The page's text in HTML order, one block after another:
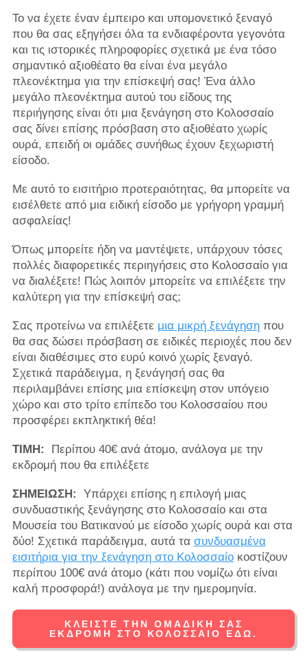
Το να έχετε έναν έμπειρο και υπομονετικό ξεναγό
που θα σας εξηγήσει όλα τα ενδιαφέροντα γεγονότα
και τις ιστορικές πληροφορίες σχετικά με ένα τόσο
σημαντικό αξιοθέατο θα είναι ένα μεγάλο
πλεονέκτημα για την επίσκεψή σας! Ένα άλλο
μεγάλο πλεονέκτημα αυτού του είδους της
περιήγησης είναι ότι μια ξενάγηση στο Κολοσσαίο
σας δίνει επίσης πρόσβαση στο αξιοθέατο χωρίς
ουρά, επειδή οι ομάδες συνήθως έχουν ξεχωριστή
είσοδο.
Με αυτό το εισιτήριο προτεραιότητας, θα μπορείτε να
εισέλθετε από μια ειδική είσοδο με γρήγορη γραμμή
ασφαλείας!
Όπως μπορείτε ήδη να μαντέψετε, υπάρχουν τόσες
πολλές διαφορετικές περιηγήσεις στο Κολοσσαίο για
να διαλέξετε! Πώς λοιπόν μπορείτε να επιλέξετε την
καλύτερη για την επίσκεψή σας;
Σας προτείνω να επιλέξετε μια μικρή ξενάγησηπου
θα σας δώσει πρόσβαση σε ειδικές περιοχές που δεν
είναι διαθέσιμες στο ευρύ κοινό χωρίς ξεναγό.
Σχετικά παράδειγμα, η ξενάγησή σας θα
περιλαμβάνει επίσης μια επίσκεψη στον υπόγειο
χώρο και στο τρίτο επίπεδο του Κολοσσαίου που
προσφέρει εκπληκτική θέα!
ΤΙΜΗ:
Περίπου 40€ ανά άτομο, ανάλογα με την
εκδρομή που θα επιλέξετε
ΣΗΜΕΙΩΣΗ: Υπάρχει επίσης η επιλογή μιας
συνδυαστικής ξενάγησης στο Κολοσσαίο και στα
Μουσεία του Βατικανού με είσοδο χωρίς ουρά και στα
δύο! Σχετικά παράδειγμα, αυτά τα συνδυασμένα
εισιτήρια για την ξενάγηση στο Κολοσσαίοκοστίζουν
περίπου 100€ ανά άτομο (κάτι που νομίζω ότι είναι
καλή προσφορά!) ανάλογα με την ημερομηνία.
ΚΛΕΊΣΤΕ ΤΗΝ ΟΜΑΔΙΚΉ ΣΑΣ
ΕΚΔΡΟΜΉ ΣΤΟ ΚΟΛΟΣΣΑΊΟ ΕΔΏ.